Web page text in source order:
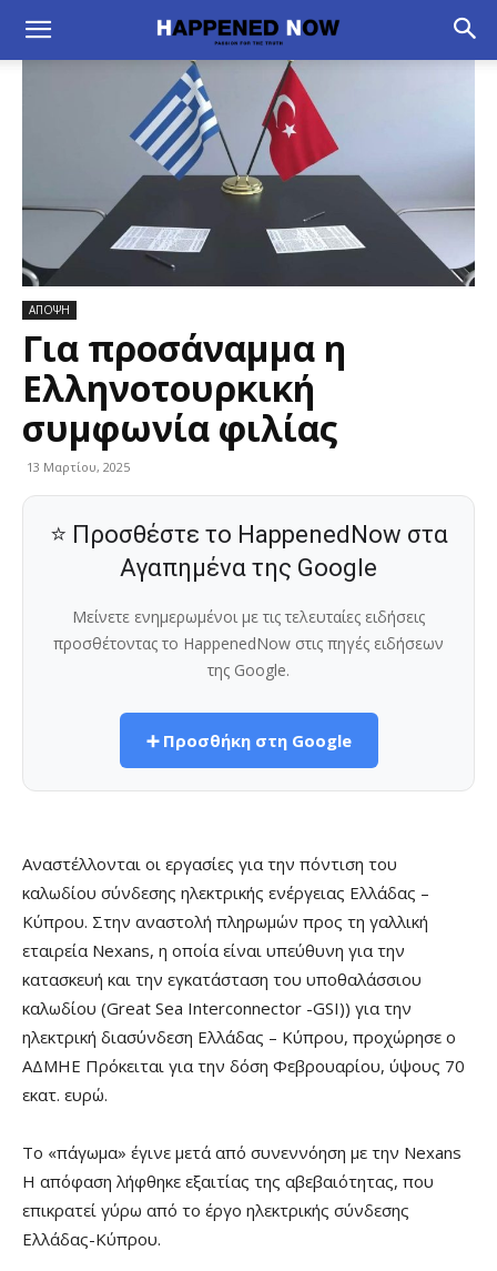
ΑΠΟΨΗ
Για προσάναμμα η
Ελληνοτουρκική
συμφωνία φιλίας
13 Μαρτίου, 2025
⭐ Προσθέστε το HappenedNow στα
Αγαπημένα της Google
Μείνετε ενημερωμένοι με τις τελευταίες ειδήσεις
προσθέτοντας το HappenedNow στις πηγές ειδήσεων
της Google.
➕ Προσθήκη στη Google
Αναστέλλονται οι εργασίες για την πόντιση του
καλωδίου σύνδεσης ηλεκτρικής ενέργειας Ελλάδας –
Κύπρου. Στην αναστολή πληρωμών προς τη γαλλική
εταιρεία Nexans, η οποία είναι υπεύθυνη για την
κατασκευή και την εγκατάσταση του υποθαλάσσιου
καλωδίου (Great Sea Interconnector -GSI)) για την
ηλεκτρική διασύνδεση Ελλάδας – Κύπρου, προχώρησε ο
ΑΔΜΗΕ Πρόκειται για την δόση Φεβρουαρίου, ύψους 70
εκατ. ευρώ.
Το «πάγωμα» έγινε μετά από συνεννόηση με την Nexans
Η απόφαση λήφθηκε εξαιτίας της αβεβαιότητας, που
επικρατεί γύρω από το έργο ηλεκτρικής σύνδεσης
Ελλάδας-Κύπρου.